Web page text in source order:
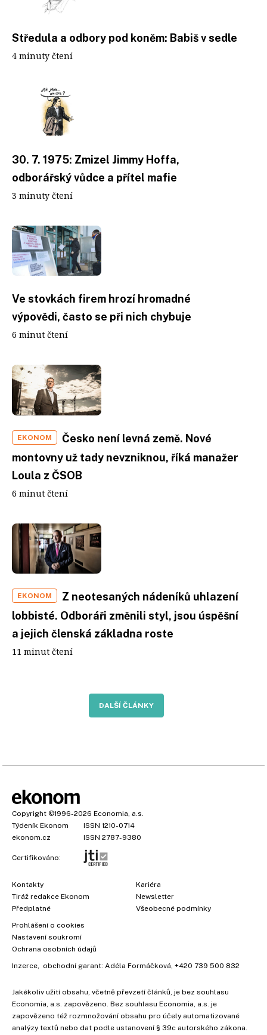
Středula a odbory pod koněm: Babiš v sedle
4 minuty čtení
30. 7. 1975: Zmizel Jimmy Hoffa,
odborářský vůdce a přítel mafie
3 minuty čtení
Ve stovkách firem hrozí hromadné
výpovědi, často se při nich chybuje
6 minut čtení
EKONOM
Česko není levná země. Nové
montovny už tady nevzniknou, říká manažer
Loula z ČSOB
6 minut čtení
EKONOM
Z neotesaných nádeníků uhlazení
lobbisté. Odboráři změnili styl, jsou úspěšní
a jejich členská základna roste
11 minut čtení
DALŠÍ ČLÁNKY
Copyright ©1996-2026 Economia, a.s.
Týdeník Ekonom
ISSN 1210-0714
ekonom.cz
ISSN 2787-9380
Certifikováno:
Kontakty
Tiráž redakce Ekonom
Předplatné
Kariéra
Newsletter
Všeobecné podmínky
Prohlášení o cookies
Nastavení soukromí
Ochrana osobních údajů
Inzerce, obchodní garant: Adéla Formáčková, +420 739 500 832
Jakékoliv užití obsahu, včetně převzetí článků, je bez souhlasu
Economia, a.s. zapovězeno. Bez souhlasu Economia, a.s. je
zapovězeno též rozmnožování obsahu pro účely automatizované
analýzy textů nebo dat podle ustanovení § 39c autorského zákona.